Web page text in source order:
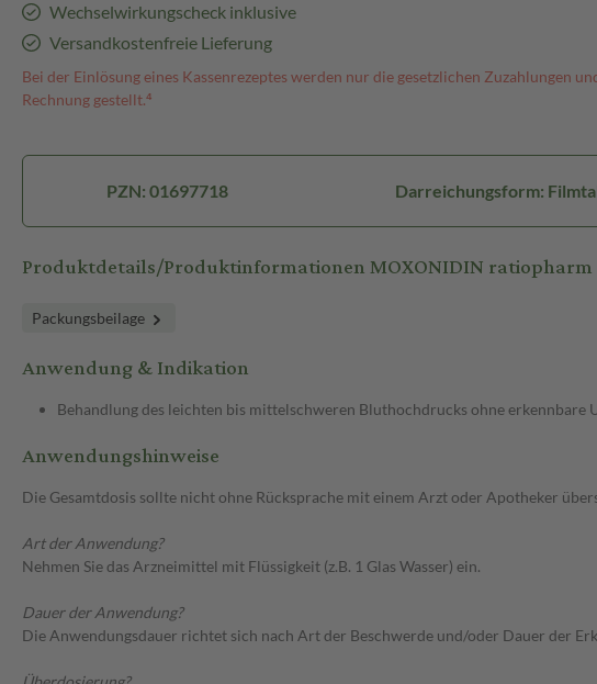
Wechselwirkungscheck inklusive
Versandkostenfreie Lieferung
Bei der Einlösung eines Kassenrezeptes werden nur die gesetzlichen Zuzahlungen
Rechnung gestellt.⁴
PZN: 01697718 Darreichungsform:
Produktdetails/Produktinformationen MOXONIDIN
Packungsbeilage
Anwendung & Indikation
Behandlung des leichten bis mittelschweren Bluthochdrucks ohne erkennbare
Anwendungshinweise
Die Gesamtdosis sollte nicht ohne Rücksprache mit einem Arzt oder Apotheker
Art der Anwendung?
Nehmen Sie das Arzneimittel mit Flüssigkeit (z.B. 1 Glas Wasser) ein.
Dauer der Anwendung?
Die Anwendungsdauer richtet sich nach Art der Beschwerde und/oder Dauer der